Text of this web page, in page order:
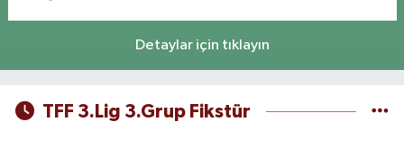
Detaylar için tıklayın
TFF 3.Lig 3.Grup Fikstür